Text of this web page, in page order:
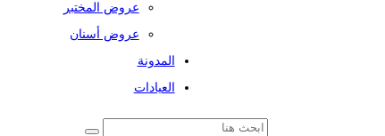
عروض المختبر
عروض أسنان
المدونة
العيادات